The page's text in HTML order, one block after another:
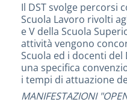
Il DST svolge percorsi
Scuola Lavoro rivolti
e V della Scuola
attività vengono
Scuola ed i docenti del
una specifica
i tempi di attuazione
MANIFESTAZIONI